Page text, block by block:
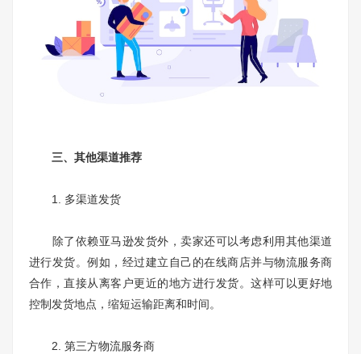
三、其他渠道推荐
1. 多渠道发货
除了依赖亚马逊发货外，卖家还可以考虑利用其他渠道
进行发货。例如，经过建立自己的在线商店并与物流服务商
合作，直接从离客户更近的地方进行发货。这样可以更好地
控制发货地点，缩短运输距离和时间。
2. 第三方物流服务商